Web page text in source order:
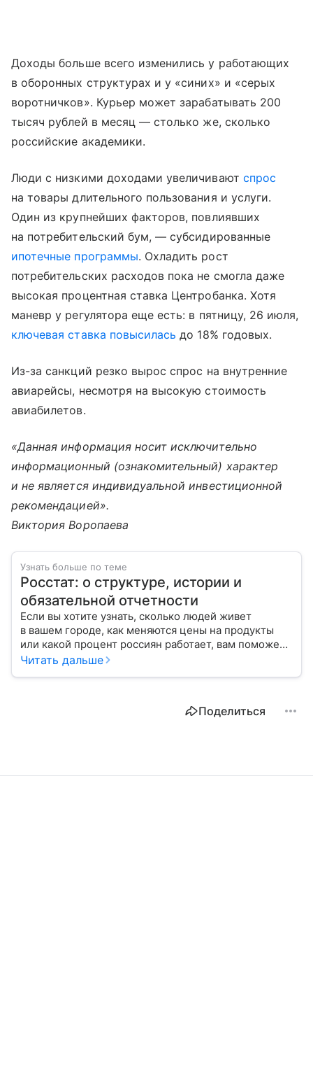
Доходы больше всего изменились у работающих
в оборонных структурах и у «синих» и «серых
воротничков». Курьер может зарабатывать 200
тысяч рублей в месяц — столько же, сколько
российские академики.
Люди с низкими доходами увеличивают спрос
на товары длительного пользования и услуги.
Один из крупнейших факторов, повлиявших
на потребительский бум, — субсидированные
ипотечные программы. Охладить рост
потребительских расходов пока не смогла даже
высокая процентная ставка Центробанка. Хотя
маневр у регулятора еще есть: в пятницу, 26 июля,
ключевая ставка повысиласьдо 18% годовых.
Из-за санкций резко вырос спрос на внутренние
авиарейсы, несмотря на высокую стоимость
авиабилетов.
«Данная информация носит исключительно
информационный (ознакомительный) характер
и не является индивидуальной инвестиционной
рекомендацией».
Виктория Воропаева
Узнать больше по теме
Росстат: о структуре, истории и
обязательной отчетности
Если вы хотите узнать, сколько людей живет
в вашем городе, как меняются цены на продукты
или какой процент россиян работает, вам поможет
Росстат. Расскажем, как взаимодействовать с этим
Читать дальше
Поделиться